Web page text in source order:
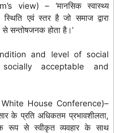
view) – ‘मानसिक स्वास्थ्य
एवं स्तर है जो समाज द्वारा
से सन्तोषजनक होता है।’
and level of social
acceptable and
House Conference)–
के प्रति अधिकतम प्रभावशीलता,
रूप से स्वीकृत व्यवहार के साथ